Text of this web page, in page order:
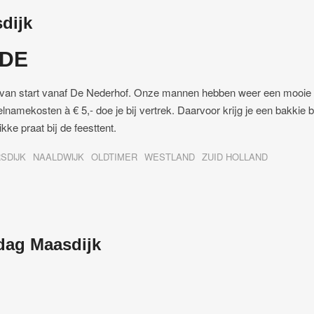
start vanaf De Nederhof. Onze mannen hebben weer een mooie
à € 5,- doe je bij vertrek. Daarvoor krijg je een bakkie
praat bij de feesttent.
NAALDWIJK OLDTIMER WESTLAND ZUID HOLLAND
Maasdijk